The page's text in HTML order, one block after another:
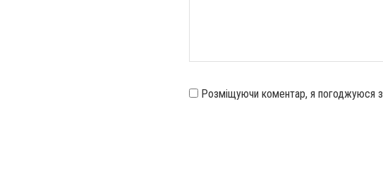
Розміщуючи коментар, я погоджуюся з